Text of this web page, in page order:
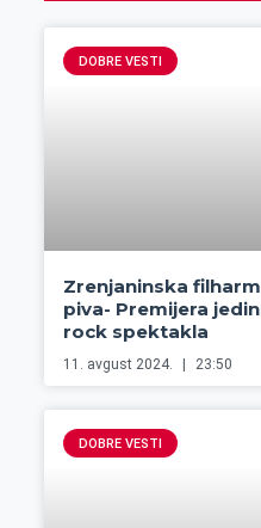
DOBRE VESTI
Zrenjaninska
piva- Premijera
rock spektakla
11. avgust 2024. 23:50
DOBRE VESTI